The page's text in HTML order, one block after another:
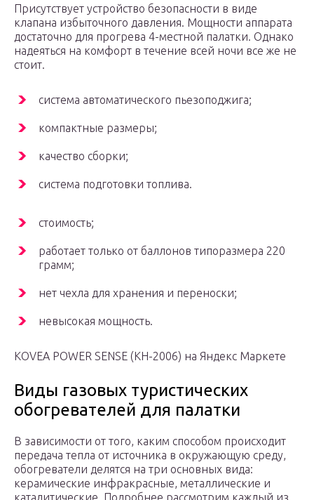
Присутствует устройство безопасности в виде
клапана избыточного давления. Мощности аппарата
достаточно для прогрева 4-местной палатки. Однако
надеяться на комфорт в течение всей ночи все же не
стоит.
система автоматического пьезоподжига;
компактные размеры;
качество сборки;
система подготовки топлива.
стоимость;
работает только от баллонов типоразмера 220
грамм;
нет чехла для хранения и переноски;
невысокая мощность.
KOVEA POWER SENSE (KH-2006) на Яндекс Маркете
Виды газовых туристических
обогревателей для палатки
В зависимости от того, каким способом происходит
передача тепла от источника в окружающую среду,
обогреватели делятся на три основных вида:
керамические инфракрасные, металлические и
каталитические. Подробнее рассмотрим каждый из